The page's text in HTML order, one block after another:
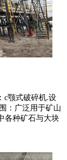
c颚式破碎机.设
：广泛用于矿山
各种矿石与大块